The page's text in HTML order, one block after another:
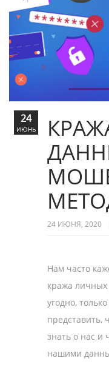
24 ИЮНЯ, 2020
Нам часто
кража личных
угодно,
представить,
знать о нас и
нашими
24
ИЮНЬ